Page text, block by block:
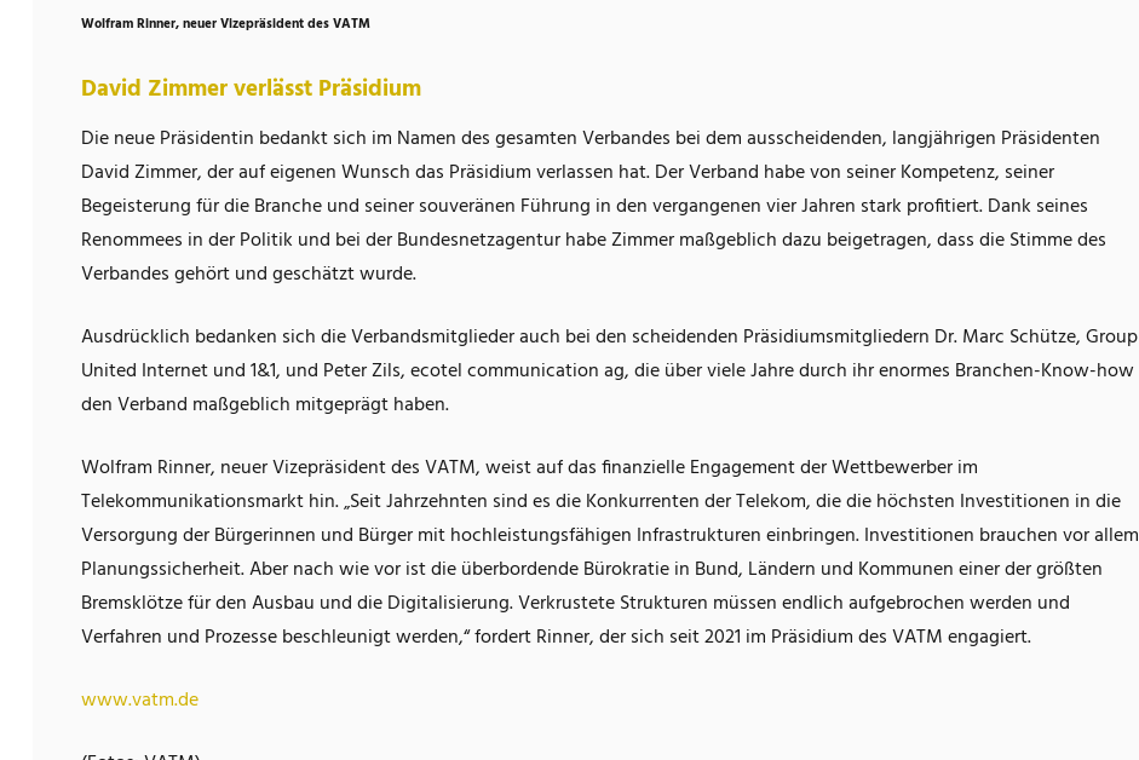
Wolfram Rinner, neuer Vizepräsident des VATM
David Zimmer verlässt Präsidium
Die neue Präsidentin bedankt sich im Namen des gesamten Verbandes bei dem ausscheidenden, langjährigen Präsidenten
David Zimmer, der auf eigenen Wunsch das Präsidium verlassen hat. Der Verband habe von seiner Kompetenz, seiner
Begeisterung für die Branche und seiner souveränen Führung in den vergangenen vier Jahren stark profitiert. Dank seines
Renommees in der Politik und bei der Bundesnetzagentur habe Zimmer maßgeblich dazu beigetragen, dass die Stimme des
Verbandes gehört und geschätzt wurde.
Ausdrücklich bedanken sich die Verbandsmitglieder auch bei den scheidenden Präsidiumsmitgliedern Dr. Marc Schütze, Group
United Internet und 1&1, und Peter Zils, ecotel communication ag, die über viele Jahre durch ihr enormes Branchen-Know-how
den Verband maßgeblich mitgeprägt haben.
Wolfram Rinner, neuer Vizepräsident des VATM, weist auf das finanzielle Engagement der Wettbewerber im
Telekommunikationsmarkt hin. „Seit Jahrzehnten sind es die Konkurrenten der Telekom, die die höchsten Investitionen in die
Versorgung der Bürgerinnen und Bürger mit hochleistungsfähigen Infrastrukturen einbringen. Investitionen brauchen vor allem
Planungssicherheit. Aber nach wie vor ist die überbordende Bürokratie in Bund, Ländern und Kommunen einer der größten
Bremsklötze für den Ausbau und die Digitalisierung. Verkrustete Strukturen müssen endlich aufgebrochen werden und
Verfahren und Prozesse beschleunigt werden,“ fordert Rinner, der sich seit 2021 im Präsidium des VATM engagiert.
www.vatm.de